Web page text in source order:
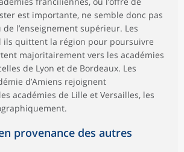
est importante, ne semble donc pas
l’enseignement supérieur. Les
ils quittent la région pour poursuivre
majoritairement vers les académies
de Lyon et de Bordeaux. Les
d’Amiens rejoignent
académies de Lille et Versailles, les
provenance des autres